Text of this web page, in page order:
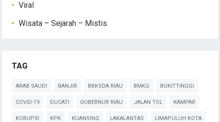
Viral
Wisata – Sejarah – Mistis
TAG
ARAB SAUDI BANJIR BBKSDA RIAU BMKG BUKITTINGGI
COVID-19 DUCATI GUBERNUR RIAU JALAN TOL KAMPAR
KORUPSI KPK KUANSING LAKALANTAS LIMAPULUH KOTA